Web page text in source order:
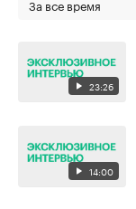
За все время
23:26
14:00